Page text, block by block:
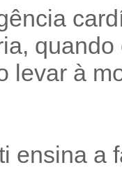
levar à
ensina a